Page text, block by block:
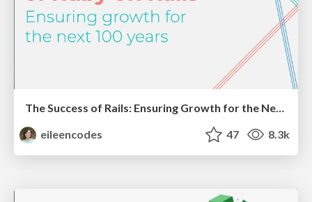
The Success of Rails: Ensuring Growth for the Next 100 Years
eileencodes
47 8.3k